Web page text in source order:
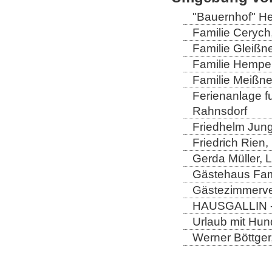
"Bauernhof"
Familie
Familie
Familie
Familie
Ferienanlage
Rahnsdorf
Friedhelm
Friedrich
Gerda Müller,
Gästehaus
HAUSGALLIN
Urlaub mit
Werner